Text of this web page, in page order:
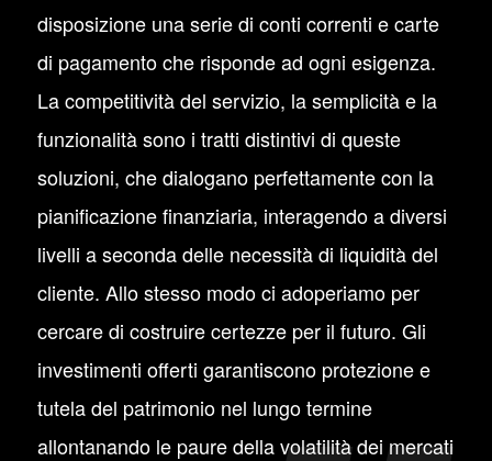
disposizione una serie di conti correnti e carte
di pagamento che risponde ad ogni esigenza.
La competitività del servizio, la semplicità e la
funzionalità sono i tratti distintivi di queste
soluzioni, che dialogano perfettamente con la
pianificazione finanziaria, interagendo a diversi
livelli a seconda delle necessità di liquidità del
cliente. Allo stesso modo ci adoperiamo per
cercare di costruire certezze per il futuro. Gli
investimenti offerti garantiscono protezione e
tutela del patrimonio nel lungo termine
allontanando le paure della volatilità dei mercati